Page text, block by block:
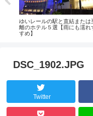
ゆいレールの駅と直結または
離のホテル５選【雨にも濡れ
すめ】
DSC_1902.JPG
Twitter